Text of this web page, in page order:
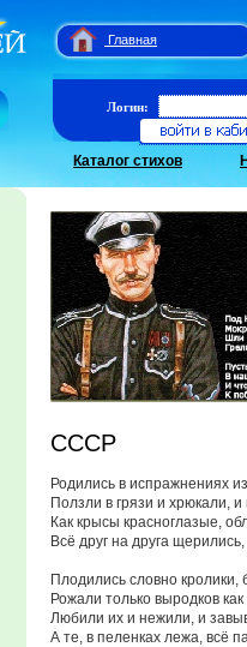
Главная
Логин:
Каталог стихов
СССР
Родились в испражнениях
Ползли в грязи и хрюкали,
Как крысы красноглазые,
Всё друг на друга
Плодились словно кролики,
Рожали только выродков
Любили их и нежили, и
А те, в пеленках лежа, всё